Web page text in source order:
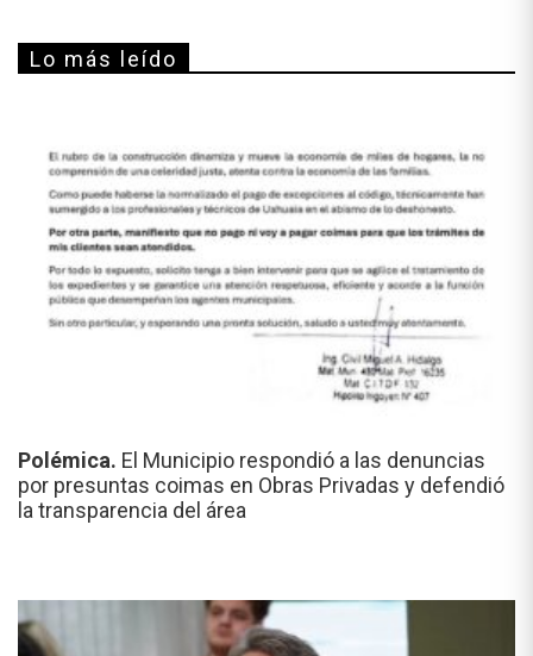
Lo más leído
Polémica. El Municipio respondió a las denuncias
por presuntas coimas en Obras Privadas y defendió
la transparencia del área